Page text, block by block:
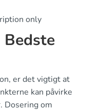
only
er det vigtigt at
kan påvirke
Dosering om